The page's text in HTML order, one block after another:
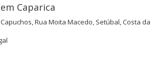
Caparica
Rua Moita Macedo, Setúbal, Costa da